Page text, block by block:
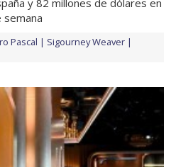
semana
Pascal
Sigourney Weaver